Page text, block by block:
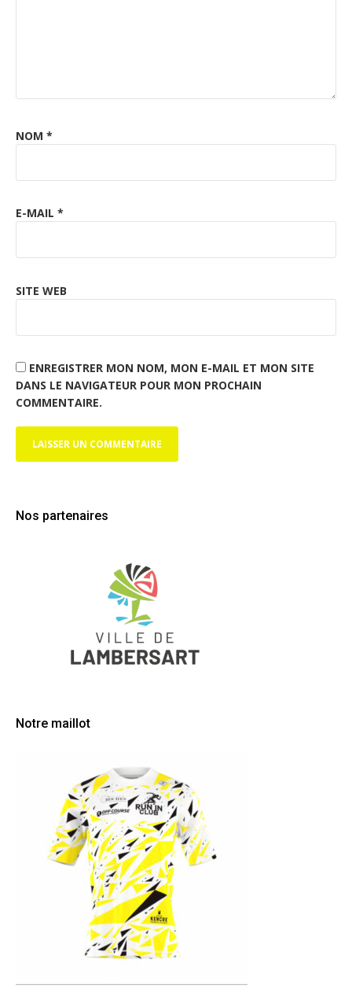
NOM *
E-MAIL *
SITE WEB
ENREGISTRER MON NOM, MON E-MAIL ET MON SITE
DANS LE NAVIGATEUR POUR MON PROCHAIN
COMMENTAIRE.
Nos partenaires
Notre maillot